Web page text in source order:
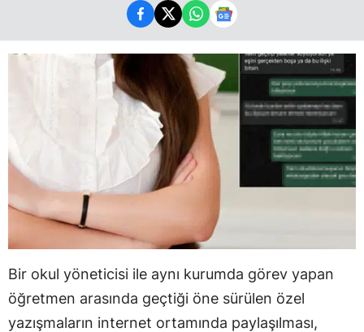
Bir okul yöneticisi ile aynı kurumda görev yapan
öğretmen arasında geçtiği öne sürülen özel
yazışmaların internet ortamında paylaşılması,